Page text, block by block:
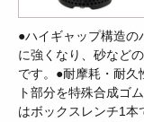
●ハイギャップ構造の
に強くなり、砂など
です。●耐摩耗・耐久
ト部分を特殊合成ゴ
はボックスレンチ1本